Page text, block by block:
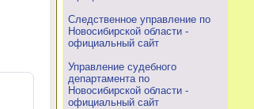
Следственное управление по
Новосибирской области -
официальный сайт
Управление судебного
департамента по
Новосибирской области -
официальный сайт